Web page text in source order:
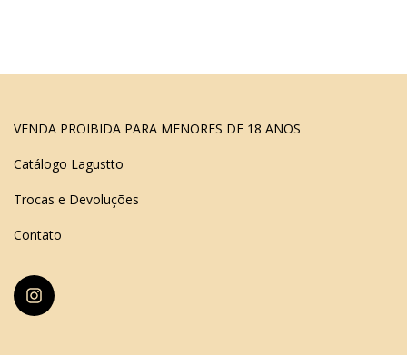
VENDA PROIBIDA PARA MENORES DE 18 ANOS
Catálogo Lagustto
Trocas e Devoluções
Contato